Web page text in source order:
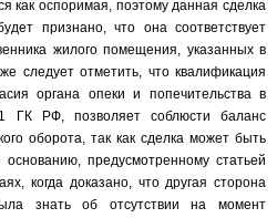
как оспоримая, поэтому данная сделка
признано, что она соответствует
жилого помещения, указанных в
следует отметить, что квалификация
органа опеки и попечительства в
ГК РФ, позволяет соблюсти баланс
оборота, так как сделка может быть
предусмотренному статьей
когда доказано, что другая сторона
знать об отсутствии на момент